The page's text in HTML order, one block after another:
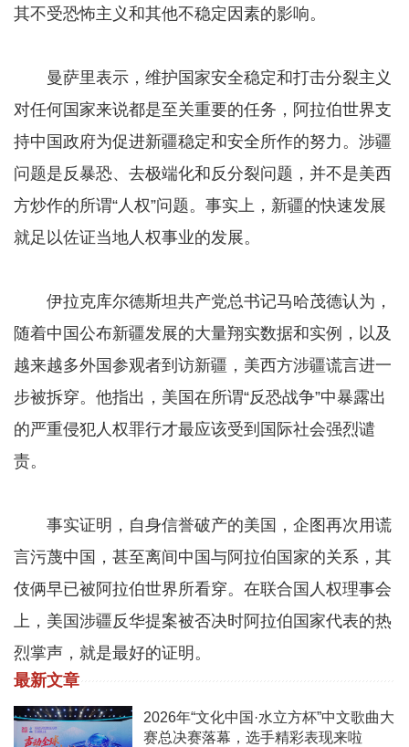
其不受恐怖主义和其他不稳定因素的影响。
曼萨里表示，维护国家安全稳定和打击分裂主义
对任何国家来说都是至关重要的任务，阿拉伯世界支
持中国政府为促进新疆稳定和安全所作的努力。涉疆
问题是反暴恐、去极端化和反分裂问题，并不是美西
方炒作的所谓“人权”问题。事实上，新疆的快速发展
就足以佐证当地人权事业的发展。
伊拉克库尔德斯坦共产党总书记马哈茂德认为，
随着中国公布新疆发展的大量翔实数据和实例，以及
越来越多外国参观者到访新疆，美西方涉疆谎言进一
步被拆穿。他指出，美国在所谓“反恐战争”中暴露出
的严重侵犯人权罪行才最应该受到国际社会强烈谴
责。
事实证明，自身信誉破产的美国，企图再次用谎
言污蔑中国，甚至离间中国与阿拉伯国家的关系，其
伎俩早已被阿拉伯世界所看穿。在联合国人权理事会
上，美国涉疆反华提案被否决时阿拉伯国家代表的热
烈掌声，就是最好的证明。
最新文章
2026年“文化中国·水立方杯”中文歌曲大
赛总决赛落幕，选手精彩表现来啦